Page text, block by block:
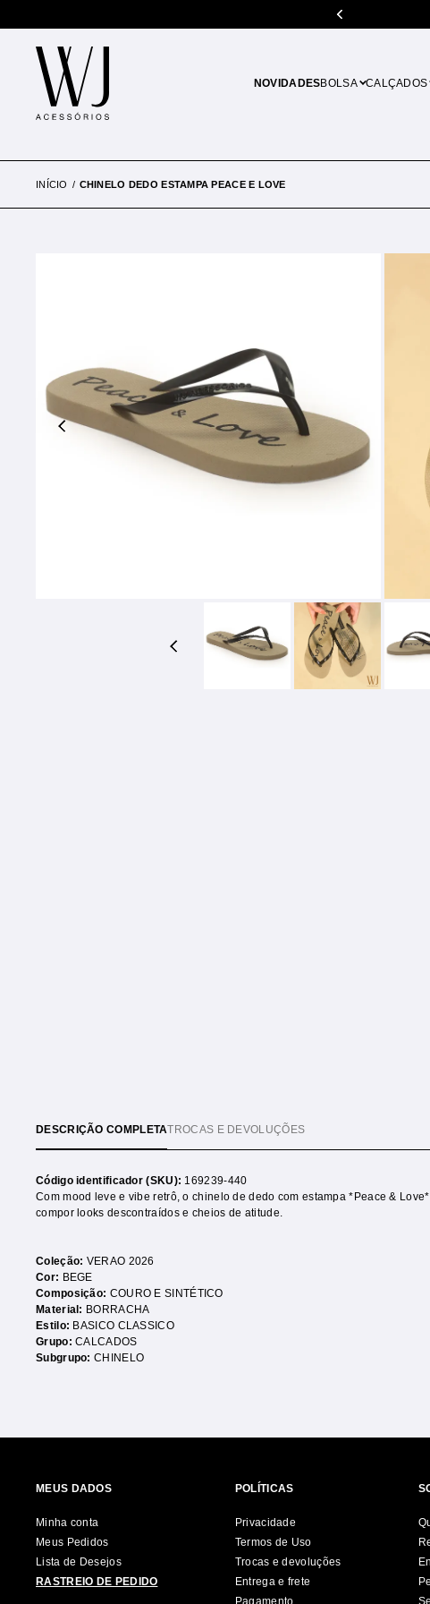
NOVIDADESBOLSA CALÇADOS
INÍCIO CHINELO DEDO ESTAMPA PEACE E LOVE
DESCRIÇÃO COMPLETATROCAS E DEVOLUÇÕES
Código identificador (SKU): 169239-440
Com mood leve e vibe retrô, o chinelo de dedo com estampa *Peace &
compor looks descontraídos e cheios de atitude.
Coleção: VERAO 2026
Cor: BEGE
Composição: COURO E SINTÉTICO
Material: BORRACHA
Estilo: BASICO CLASSICO
Grupo:CALCADOS
Subgrupo: CHINELO
MEUS DADOS
Minha conta
Meus Pedidos
Lista de Desejos
RASTREIO DE PEDIDO
POLÍTICAS
Privacidade
Termos de Uso
Trocas e devoluções
Entrega e frete
Pagamento